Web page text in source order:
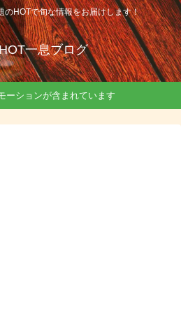
のHOTで旬な情報をお届けします！
一息ブログ
ーションが含まれています